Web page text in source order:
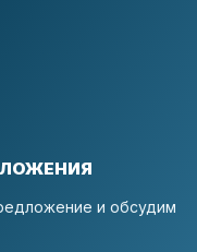
и обсудим